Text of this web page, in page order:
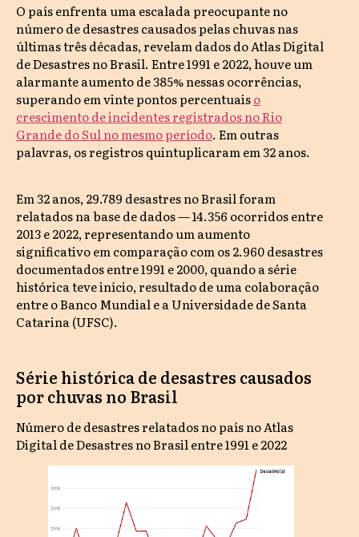
O país enfrenta uma escalada preocupante no
número de desastres causados pelas chuvas nas
últimas três décadas, revelam dados do Atlas Digital
de Desastres no Brasil. Entre 1991 e 2022, houve um
alarmante aumento de 385% nessas ocorrências,
superando em vinte pontos percentuaiso
crescimento de incidentes registrados no Rio
Grande do Sul no mesmo período. Em outras
palavras, os registros quintuplicaram em 32 anos.
Em 32 anos, 29.789 desastres no Brasil foram
relatados na base de dados — 14.356 ocorridos entre
2013 e 2022, representando um aumento
significativo em comparação com os 2.960 desastres
documentados entre 1991 e 2000, quando a série
histórica teve início, resultado de uma colaboração
entre o Banco Mundial e a Universidade de Santa
Catarina (UFSC).
Série histórica de desastres causados
por chuvas no Brasil
Número de desastres relatados no país no Atlas
Digital de Desastres no Brasil entre 1991 e 2022